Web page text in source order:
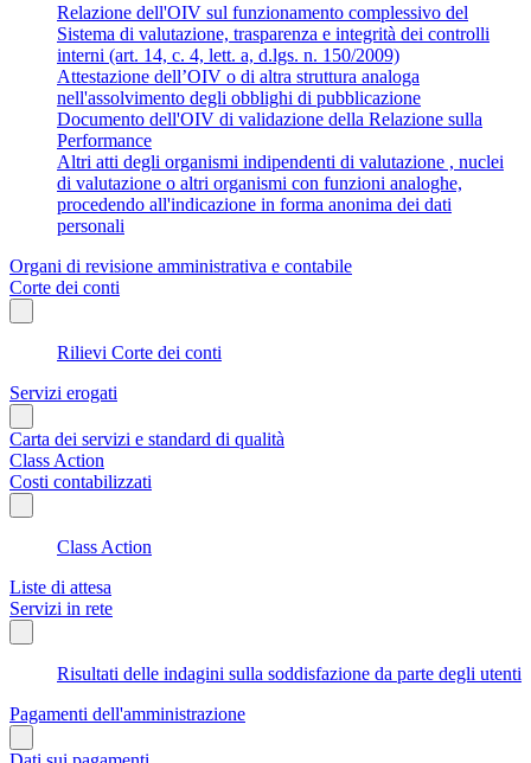
Relazione dell'OIV sul funzionamento complessivo del
Sistema di valutazione, trasparenza e integrità dei controlli
interni (art. 14, c. 4, lett. a, d.lgs. n. 150/2009)
Attestazione dell’OIV o di altra struttura analoga
nell'assolvimento degli obblighi di pubblicazione
Documento dell'OIV di validazione della Relazione sulla
Performance
Altri atti degli organismi indipendenti di valutazione , nuclei
di valutazione o altri organismi con funzioni analoghe,
procedendo all'indicazione in forma anonima dei dati
personali
Organi di revisione amministrativa e contabile
Corte dei conti
Rilievi Corte dei conti
Servizi erogati
Carta dei servizi e standard di qualità
Class Action
Costi contabilizzati
Class Action
Liste di attesa
Servizi in rete
Risultati delle indagini sulla soddisfazione da parte degli utenti
Pagamenti dell'amministrazione